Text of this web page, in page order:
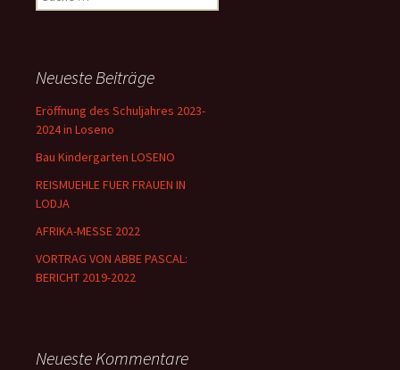
nach:
Neueste Beiträge
Eröffnung des Schuljahres 2023-
2024 in Loseno
Bau Kindergarten LOSENO
REISMUEHLE FUER FRAUEN IN
LODJA
AFRIKA-MESSE 2022
VORTRAG VON ABBE PASCAL:
BERICHT 2019-2022
Neueste Kommentare